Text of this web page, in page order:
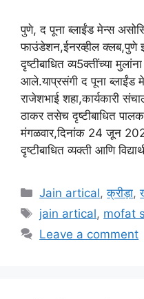
पुणे, द पूना ब्लाईंड मेन्स
फाउंडेशन,ईनरव्हील क्लब,पुणे
दृष्टीबाधित व्य5क्तींच्या
आले.याप्रसंगी द पूना ब्लाईंड
राजेशभाई शहा,कार्यकारी
ठाकर तसेच दृष्टीबाधित पालक
मंगळवार,दिनांक 24 जून
दृष्टीबाधित व्यक्ती आणि
Categories
Jain artical,क्रीड़ा,
Tags
jain artical, mofat
Leave a comment